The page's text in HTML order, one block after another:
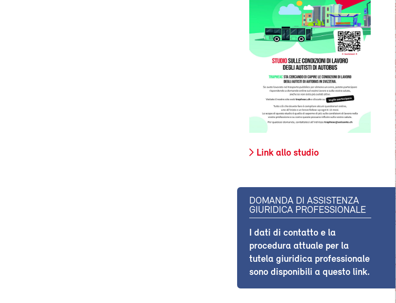
Link allo studio
DOMANDA DI ASSISTENZA
GIURIDICA PROFESSIONALE
I dati di contatto e la
procedura attuale per la
tutela giuridica professionale
sono disponibili a questo link.